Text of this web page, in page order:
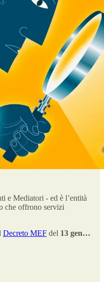
e Mediatori - ed è l’entità
che offrono servizi
Decreto MEF del 13 gen…